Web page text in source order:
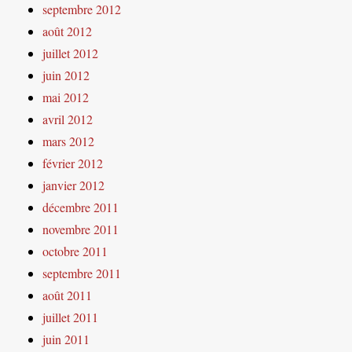
septembre 2012
août 2012
juillet 2012
juin 2012
mai 2012
avril 2012
mars 2012
février 2012
janvier 2012
décembre 2011
novembre 2011
octobre 2011
septembre 2011
août 2011
juillet 2011
juin 2011